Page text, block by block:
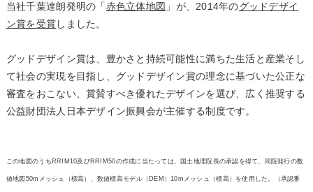
当社千葉達朗発明の「赤色立体地図 」が、2014年のグッドデザイ
ン賞を受賞しました。
グッドデザイン賞は、豊かさと持続可能性に満ちた生活と産業そし
て社会の実現を目指し、グッドデザイン賞の理念に基づいた公正な
審査をおこない、賞賛すべき優れたデザインを選び、広く推奨する
公益財団法人日本デザイン振興会が主催する制度です。
この地図のうちRRIM10及びRRIM50の作成に当たっては、国土地理院長の承認を得て、同院発行の数
値地図50mメッシュ（標高）、数値標高モデル（DEM）10mメッシュ（標高）を使用した。（承認番